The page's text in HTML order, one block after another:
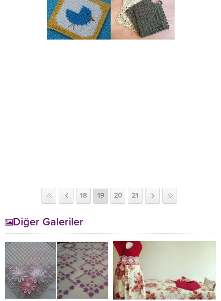
18 19 20 21
Diğer Galeriler